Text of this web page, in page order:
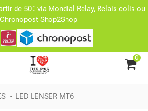
de 50€ via Mondial Relay, Relais colis ou
Chronopost Shop2Shop
0
- LED LENSER MT6